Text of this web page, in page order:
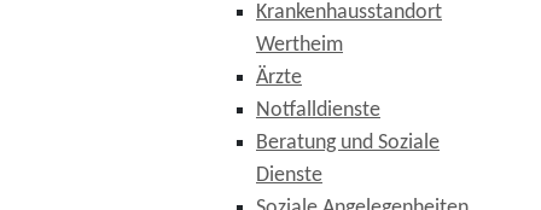
Krankenhausstandort
Wertheim
Ärzte
Notfalldienste
Beratung und Soziale
Dienste